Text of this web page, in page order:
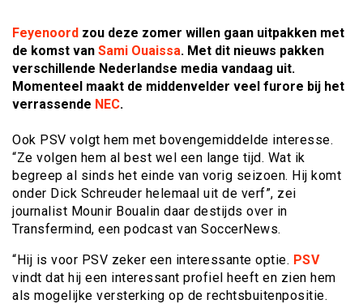
Feyenoord zou deze zomer willen gaan uitpakken met
de komst van Sami Ouaissa. Met dit nieuws pakken
verschillende Nederlandse media vandaag uit.
Momenteel maakt de middenvelder veel furore bij het
verrassende NEC.
Ook PSV volgt hem met bovengemiddelde interesse.
“Ze volgen hem al best wel een lange tijd. Wat ik
begreep al sinds het einde van vorig seizoen. Hij komt
onder Dick Schreuder helemaal uit de verf”, zei
journalist Mounir Boualin daar destijds over in
Transfermind, een podcast van SoccerNews.
“Hij is voor PSV zeker een interessante optie. PSV
vindt dat hij een interessant profiel heeft en zien hem
als mogelijke versterking op de rechtsbuitenpositie.